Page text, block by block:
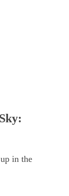
in the